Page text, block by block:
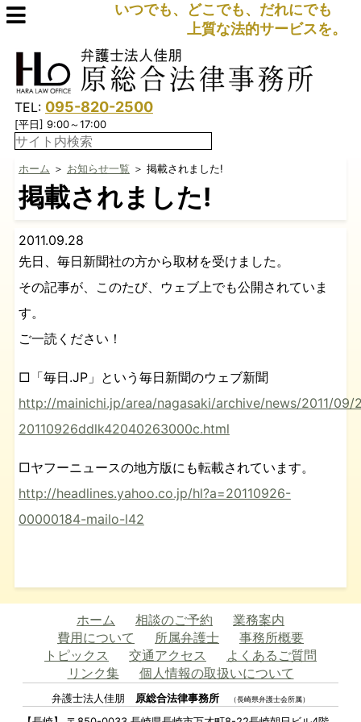
いつでも、どこでも、だれにでも
上質な法的サービスを。
TEL: 095-820-2500
[平日] 9:00～17:00
ホーム ＞ お知らせ一覧 ＞ 掲載されました!
掲載されました!
2011.09.28
先日、毎日新聞社の方から取材を受けました。
その記事が、このたび、ウェブ上でも公開されていま
す。
ご一読ください！
□「毎日.JP」という毎日新聞のウェブ新聞
http://mainichi.jp/area/nagasaki/archive/news/2011/09/
20110926ddlk42040263000c.html
□ヤフーニュースの地方版にも転載されています。
http://headlines.yahoo.co.jp/hl?a=20110926-
00000184-mailo-l42
ホーム 相談のご予約
業務案内
費用について
所属弁護士
事務所概要
トピックス
交通アクセス
よくあるご質問
リンク集
個人情報の取扱いについて
弁護士法人佳朋 原総合法律事務所 （長崎県弁護士会所属）